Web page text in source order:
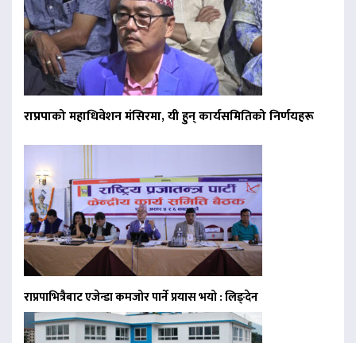
राप्रपाको महाधिवेशन मंसिरमा, यी हुन् कार्यसमितिको निर्णयहरू
राप्रपाभित्रैबाट एजेन्डा कमजोर पार्ने प्रयास भयो : लिङ्देन